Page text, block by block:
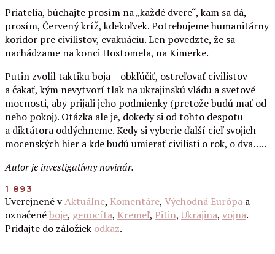
Priatelia, búchajte prosím na „každé dvere“, kam sa dá,
prosím, Červený kríž, kdekoľvek. Potrebujeme humanitárny
koridor pre civilistov, evakuáciu. Len povedzte, že sa
nachádzame na konci Hostomela, na Kimerke.
Putin zvolil taktiku boja – obkľúčiť, ostreľovať civilistov
a čakať, kým nevytvorí tlak na ukrajinskú vládu a svetové
mocnosti, aby prijali jeho podmienky (pretože budú mať od
neho pokoj). Otázka ale je, dokedy si od tohto despotu
a diktátora oddýchneme. Kedy si vyberie ďalší cieľ svojich
mocenských hier a kde budú umierať civilisti o rok, o dva…..
Autor je investigatívny novinár.
1 893
Uverejnené vAktuálne, Komentáre, Východná Európa a
označenéboje, genocíta, Kremeľ, Pitin, Ukrajina, vojna.
Pridajte do záložiek odkaz.